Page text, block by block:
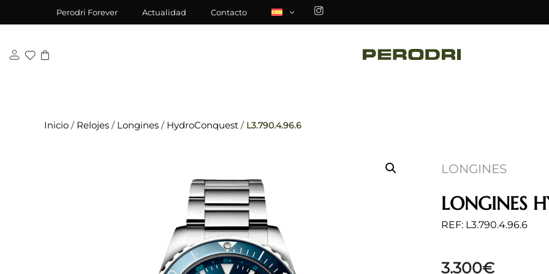
Perodri Forever Actualidad Contacto
Inicio / Relojes / Longines / HydroConquest / L3.790.4.96.6
LONGINES
LONGINES
REF: L3.790.4.96.6
3.300€